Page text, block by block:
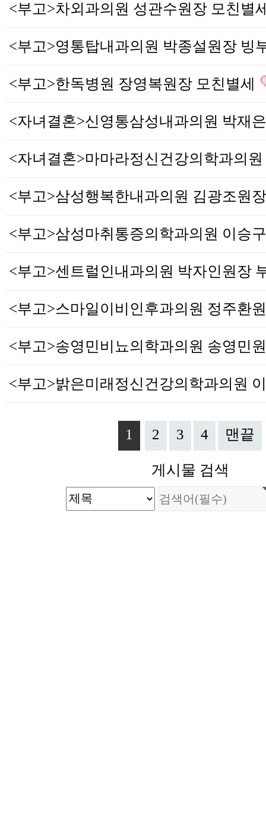
<부고>차외과의원 성관수원장 모친별
<부고>한독병원 장영복원장 모친별세
1 2 3 4 맨끝
게시물 검색